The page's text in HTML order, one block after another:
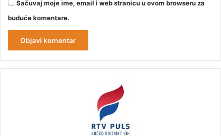
Sačuvaj moje ime, email i web stranicu u ovom browseru za
buduće komentare.